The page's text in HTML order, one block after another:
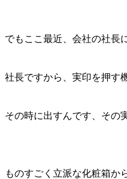
でもここ最近、会社の社長
社長ですから、実印を押す
その時に出すんです、その
ものすごく立派な化粧箱か